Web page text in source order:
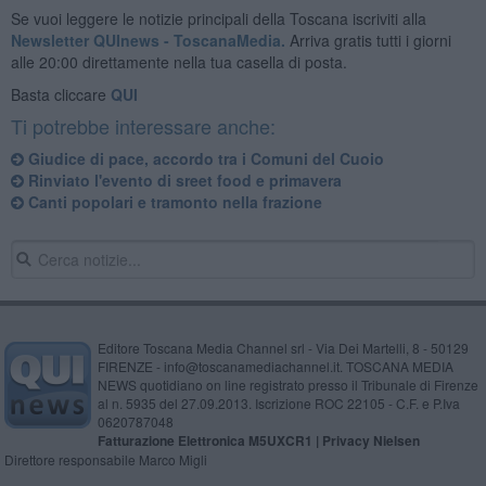
Se vuoi leggere le notizie principali della Toscana iscriviti alla
Newsletter QUInews - ToscanaMedia. Arriva gratis tutti i giorni
alle 20:00 direttamente nella tua casella di posta.
Basta cliccare QUI
Ti potrebbe interessare anche:
Giudice di pace, accordo tra i Comuni del Cuoio
Rinviato l'evento di sreet food e primavera
Canti popolari e tramonto nella frazione
Editore Toscana Media Channel srl - Via Dei Martelli, 8 - 50129
FIRENZE - info@toscanamediachannel.it. TOSCANA MEDIA
NEWS quotidiano on line registrato presso il Tribunale di Firenze
al n. 5935 del 27.09.2013. Iscrizione ROC 22105 - C.F. e P.Iva
0620787048
Fatturazione Elettronica M5UXCR1 | Privacy Nielsen
Direttore responsabile Marco Migli